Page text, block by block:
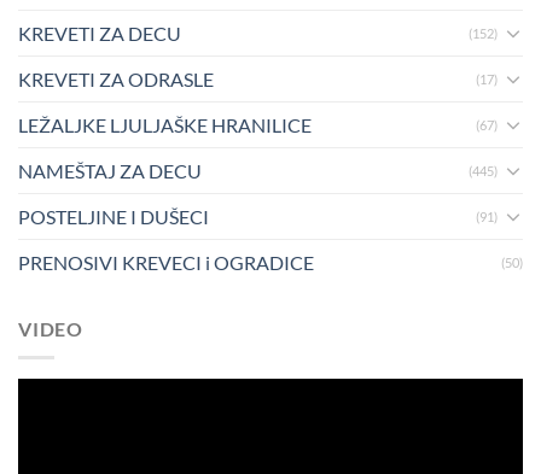
KREVETI ZA DECU (152)
KREVETI ZA ODRASLE (17)
LEŽALJKE LJULJAŠKE HRANILICE (67)
NAMEŠTAJ ZA DECU (445)
POSTELJINE I DUŠECI (91)
PRENOSIVI KREVECI i OGRADICE (50)
VIDEO